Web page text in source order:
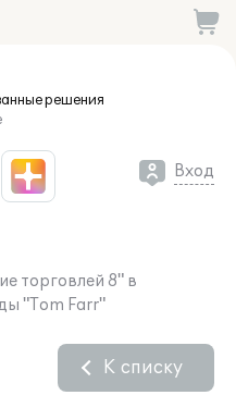
решения
Вход
торговлей 8" в
"Tom Farr"
К списку